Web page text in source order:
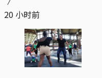
20 小时前